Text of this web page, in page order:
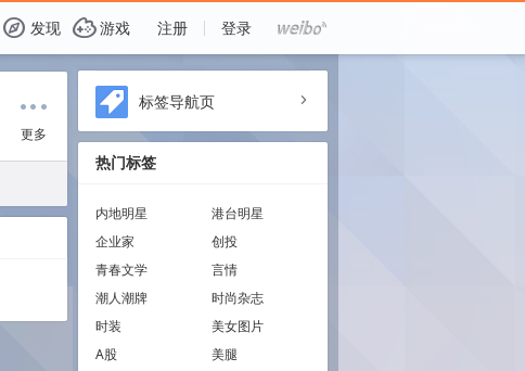
F 发现 G游戏 注册 登录
i
更多
标签导航页 a
热门标签
内地明星
港台明星
企业家
创投
青春文学
言情
潮人潮牌
时尚杂志
时装
美女图片
A股
美腿